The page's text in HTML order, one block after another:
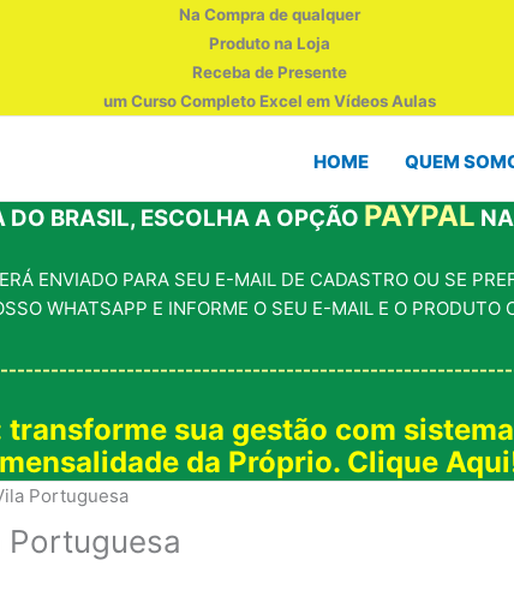
Na Compra de qualquer
Produto na Loja
Receba de Presente
um Curso Completo Excel em Vídeos Aulas
HOME QUEM
DO BRASIL, ESCOLHA A OPÇÃO PAYPAL
ENVIADO PARA SEU E-MAIL DE CADASTRO OU SE
WHATSAPP E INFORME O SEU E-MAIL E O PRODUTO
sua gestão com
mensalidade da Próprio. Clique
Portuguesa
Portuguesa